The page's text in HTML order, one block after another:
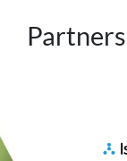
Partners